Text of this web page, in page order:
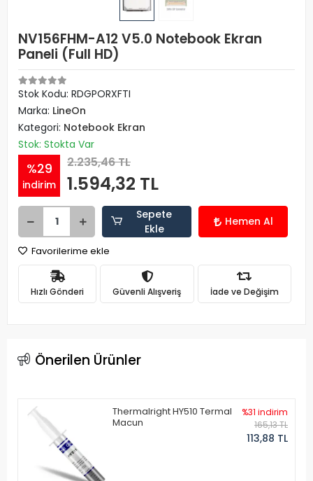
NV156FHM-A12 V5.0 Notebook Ekran
Paneli (Full HD)
Stok Kodu: RDGPORXFTI
Marka: LineOn
Kategori: Notebook Ekran
Stok: Stokta Var
%29
indirim
2.235,46 TL
1.594,32 TL
Sepete
Ekle
Hemen Al
Favorilerime ekle
Hızlı Gönderi Güvenli Alışveriş İade ve Değişim
Önerilen Ürünler
Thermalright HY510 Termal
Macun
%31 indirim
165,13 TL
113,88 TL